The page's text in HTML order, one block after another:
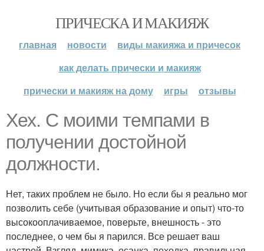
ПРИЧЕСКА И МАКИЯЖ
главная новости
виды макияжа и причесок
как делать прически и макияж
прически и макияж на дому
игры отзывы
Хех. С моими темпами в
получении достойной
должности.
Нет, таких проблем не было. Но если бы я реально мог
позволить себе (учитывая образование и опыт) что-то
высокооплачиваемое, поверьте, внешность - это
последнее, о чем бы я парился. Все решает ваш